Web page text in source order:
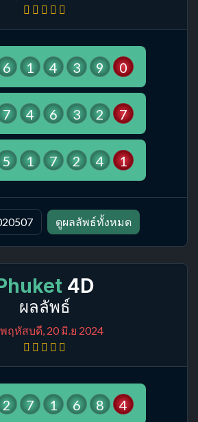
6 1 4 3 9 0
7 4 6 3 2 7
5 1 7 2 4 1
ดูผลลัพธ์ทั้งหมด
4D
ผลลัพธ์
ฤหัสบดี, 20 มิ.ย 2024
2 7 1 6 8 4